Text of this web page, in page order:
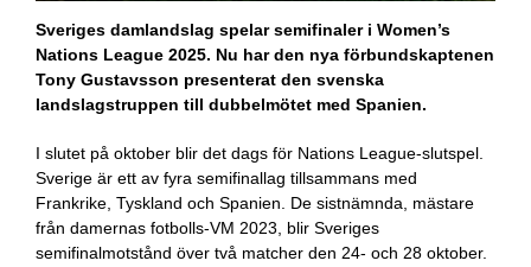
Sveriges damlandslag spelar semifinaler i Women’s
Nations League 2025. Nu har den nya förbundskaptenen
Tony Gustavsson presenterat den svenska
landslagstruppen till dubbelmötet med Spanien.
I slutet på oktober blir det dags för Nations League-slutspel.
Sverige är ett av fyra semifinallag tillsammans med
Frankrike, Tyskland och Spanien. De sistnämnda, mästare
från damernas fotbolls-VM 2023, blir Sveriges
semifinalmotstånd över två matcher den 24- och 28 oktober.